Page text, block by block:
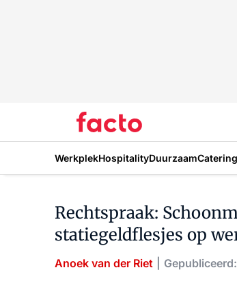
WerkplekHospitalityDuurzaamCatering
Rechtspraak:
statiegeldflesjes op
Anoek van der Riet